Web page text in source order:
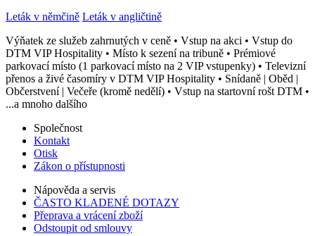
Leták v němčině Leták v angličtině
Výňatek ze služeb zahrnutých v ceně • Vstup na akci • Vstup do
DTM VIP Hospitality • Místo k sezení na tribuně • Prémiové
parkovací místo (1 parkovací místo na 2 VIP vstupenky) • Televizní
přenos a živé časomíry v DTM VIP Hospitality • Snídaně | Oběd |
Občerstvení | Večeře (kromě nedělí) • Vstup na startovní rošt DTM •
...a mnoho dalšího
Společnost
Kontakt
Otisk
Zákon o přístupnosti
Nápověda a servis
ČASTO KLADENÉ DOTAZY
Přeprava a vrácení zboží
Odstoupit od smlouvy